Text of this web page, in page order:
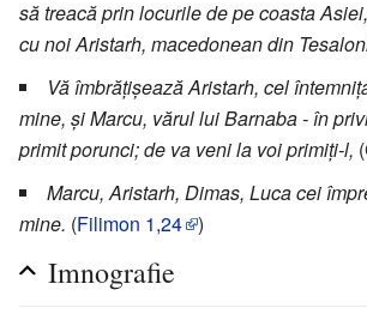
să treacă prin locurile de pe coasta
cu noi Aristarh, macedonean din
Vă îmbrățișează Aristarh, cel
mine, și Marcu, vărul lui Barnaba - în
primit porunci; de va veni la voi primiți-l,
Marcu, Aristarh, Dimas, Luca cei
mine. (Filimon 1,24 )
Imnografie